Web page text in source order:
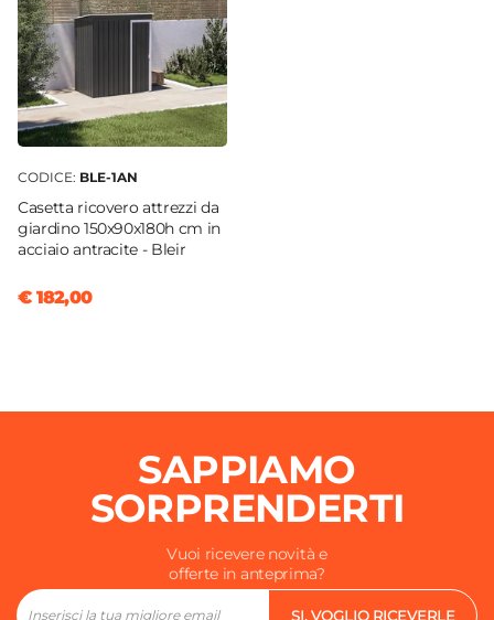
CODICE: BLE-1AN
Casetta ricovero attrezzi da
giardino 150x90x180h cm in
acciaio antracite - Bleir
€ 182,00
SAPPIAMO
SORPRENDERTI
Vuoi ricevere novità e
offerte in anteprima?
SI, VOGLIO RICEVERLE